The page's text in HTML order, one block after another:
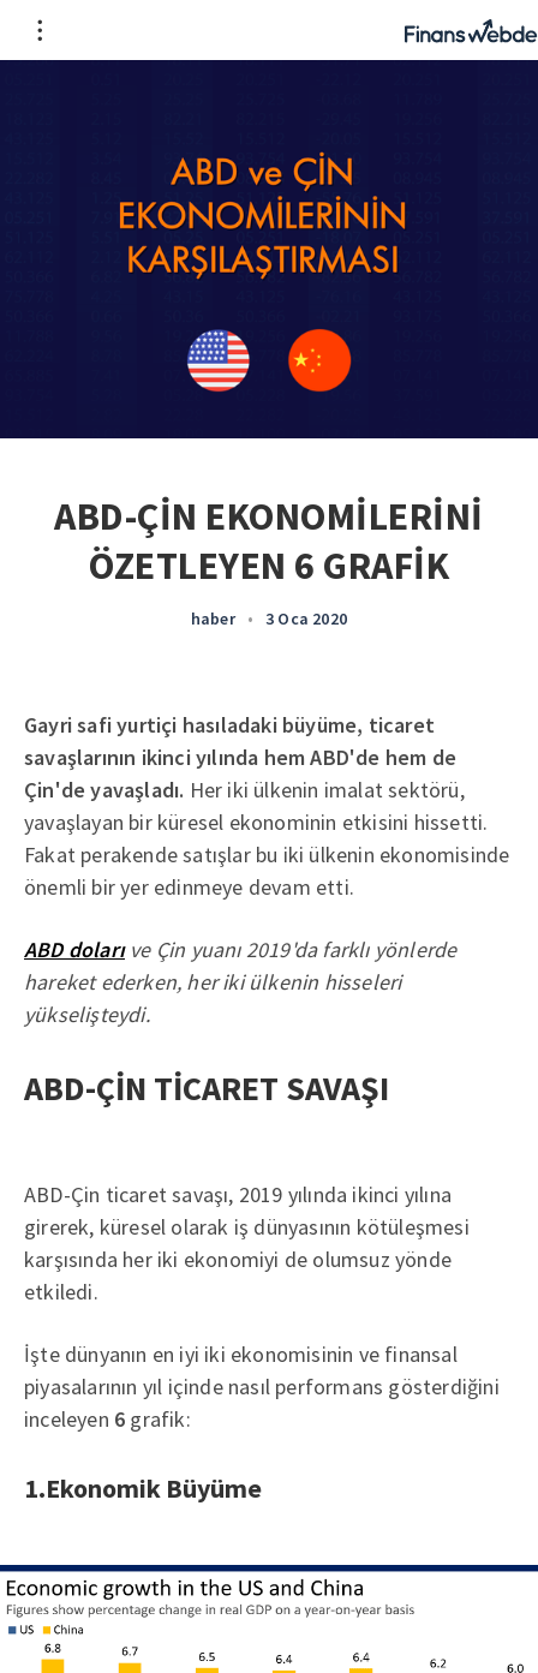
ABD-ÇİN EKONOMİLERİNİ
ÖZETLEYEN 6 GRAFİK
haber • 3 Oca 2020
Gayri safi yurtiçi hasıladaki büyüme, ticaret
savaşlarının ikinci yılında hem ABD'de hem de
Çin'de yavaşladı. Her iki ülkenin imalat sektörü,
yavaşlayan bir küresel ekonominin etkisini hissetti.
Fakat perakende satışlar bu iki ülkenin ekonomisinde
önemli bir yer edinmeye devam etti.
ABD dolarıve Çin yuanı 2019'da farklı yönlerde
hareket ederken, her iki ülkenin hisseleri
yükselişteydi.
ABD-ÇİN TİCARET SAVAŞI
ABD-Çin ticaret savaşı, 2019 yılında ikinci yılına
girerek, küresel olarak iş dünyasının kötüleşmesi
karşısında her iki ekonomiyi de olumsuz yönde
etkiledi.
İşte dünyanın en iyi iki ekonomisinin ve finansal
piyasalarının yıl içinde nasıl performans gösterdiğini
inceleyen 6 grafik:
1.Ekonomik Büyüme